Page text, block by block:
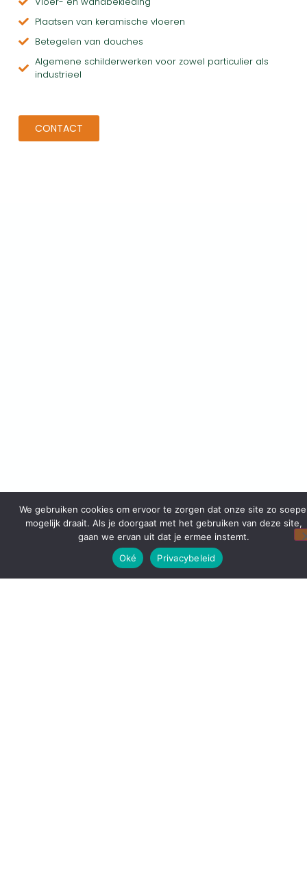
Plaatsen van keramische vloeren
Betegelen van douches
Algemene schilderwerken voor zowel particulier als
industrieel
CONTACT
We gebruiken cookies om ervoor te zorgen dat onze site zo
mogelijk draait. Als je doorgaat met het gebruiken van deze site,
gaan we ervan uit dat je ermee instemt.
Oké
Privacybeleid